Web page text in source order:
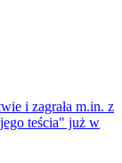
i zagrała m.in. z
teścia" już w